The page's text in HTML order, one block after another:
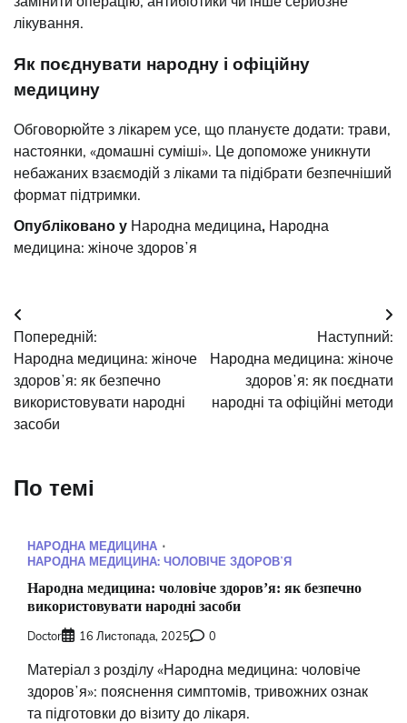
лікування.
Як поєднувати народну і офіційну
медицину
Обговорюйте з лікарем усе, що плануєте додати: трави,
настоянки, «домашні суміші». Це допоможе уникнути
небажаних взаємодій з ліками та підібрати безпечніший
формат підтримки.
Опубліковано у Народна медицина, Народна
медицина: жіноче здоровʼя
Навігація
записів
Попередній:
Народна медицина: жіноче
здоровʼя: як безпечно
використовувати народні
засоби
Наступний:
Народна медицина: жіноче
здоровʼя: як поєднати
народні та офіційні методи
По темі
НАРОДНА МЕДИЦИНА
НАРОДНА МЕДИЦИНА: ЧОЛОВІЧЕ ЗДОРОВʼЯ
Народна медицина: чоловіче здоровʼя: як безпечно
використовувати народні засоби
Doctor 16 Листопада, 2025 0
Матеріал з розділу «Народна медицина: чоловіче
здоровʼя»: пояснення симптомів, тривожних ознак
та підготовки до візиту до лікаря.